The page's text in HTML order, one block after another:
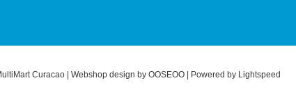
Curacao | Webshop design by OOSEOO | Powered by Lightspeed